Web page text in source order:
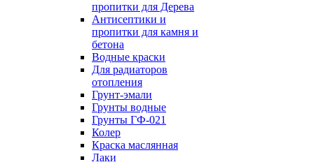
пропитки для Дерева
Антисептики и
пропитки для камня и
бетона
Водные краски
Для радиаторов
отопления
Грунт-эмали
Грунты водные
Грунты ГФ-021
Колер
Краска маслянная
Лаки